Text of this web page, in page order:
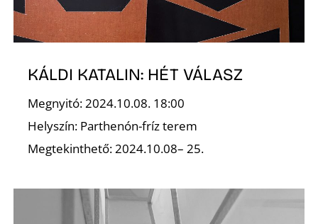
KÁLDI KATALIN: HÉT VÁLASZ
Megnyitó: 2024.10.08. 18:00
Helyszín: Parthenón-fríz terem
Megtekinthető: 2024.10.08– 25.